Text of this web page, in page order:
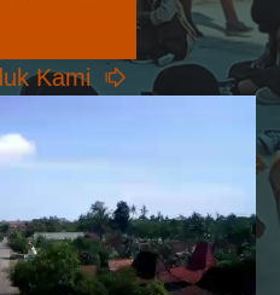
Kami